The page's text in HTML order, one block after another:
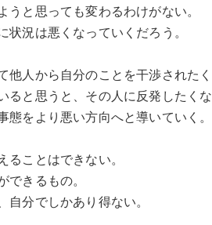
うと思っても変わるわけがない。
状況は悪くなっていくだろう。
他人から自分のことを干渉された
ると思うと、その人に反発したく
態をより悪い方向へと導いていく。
ることはできない。
できるもの。
自分でしかあり得ない。